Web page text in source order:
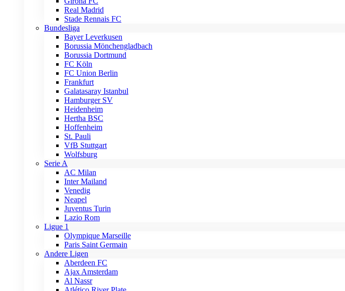
Real Madrid
Stade Rennais FC
Bundesliga
Bayer Leverkusen
Borussia Mönchengladbach
Borussia Dortmund
FC Köln
FC Union Berlin
Frankfurt
Galatasaray Istanbul
Hamburger SV
Heidenheim
Hertha BSC
Hoffenheim
St. Pauli
VfB Stuttgart
Wolfsburg
Serie A
AC Milan
Inter Mailand
Venedig
Neapel
Juventus Turin
Lazio Rom
Ligue 1
Olympique Marseille
Paris Saint Germain
Andere Ligen
Aberdeen FC
Ajax Amsterdam
Al Nassr